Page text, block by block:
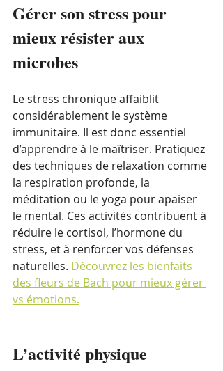
Gérer son stress pour
mieux résister aux
microbes
Le stress chronique affaiblit
considérablement le système
immunitaire. Il est donc essentiel
d’apprendre à le maîtriser. Pratiquez
des techniques de relaxation comme
la respiration profonde, la
méditation ou le yoga pour apaiser
le mental. Ces activités contribuent à
réduire le cortisol, l’hormone du
stress, et à renforcer vos défenses
naturelles. Découvrez les bienfaits
des fleurs de Bach pour mieux gérer
vs émotions.
L’activité physique